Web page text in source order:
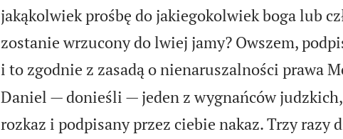
jakąkolwiek prośbę do jakiegokolwiek boga lub
zostanie wrzucony do lwiej jamy? Owszem,
i to zgodnie z zasadą o nienaruszalności prawa
Daniel — donieśli — jeden z wygnańców
rozkaz i podpisany przez ciebie nakaz. Trzy razy